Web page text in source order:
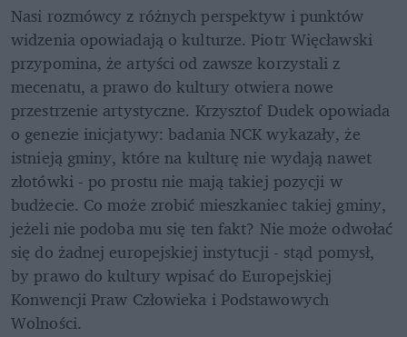
Nasi rozmówcy z różnych perspektyw i punktów
widzenia opowiadają o kulturze. Piotr Więcławski
przypomina, że artyści od zawsze korzystali z
mecenatu, a prawo do kultury otwiera nowe
przestrzenie artystyczne. Krzysztof Dudek opowiada
o genezie inicjatywy: badania NCK wykazały, że
istnieją gminy, które na kulturę nie wydają nawet
złotówki - po prostu nie mają takiej pozycji w
budżecie. Co może zrobić mieszkaniec takiej gminy,
jeżeli nie podoba mu się ten fakt? Nie może odwołać
się do żadnej europejskiej instytucji - stąd pomysł,
by prawo do kultury wpisać do Europejskiej
Konwencji Praw Człowieka i Podstawowych
Wolności.